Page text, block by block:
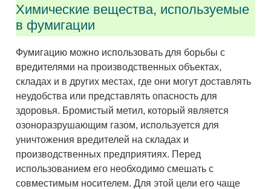
Химические вещества, используемые
в фумигации
Фумигацию можно использовать для борьбы с
вредителями на производственных объектах,
складах и в других местах, где они могут доставлять
неудобства или представлять опасность для
здоровья. Бромистый метил, который является
озоноразрушающим газом, используется для
уничтожения вредителей на складах и
производственных предприятиях. Перед
использованием его необходимо смешать с
совместимым носителем. Для этой цели его чаще